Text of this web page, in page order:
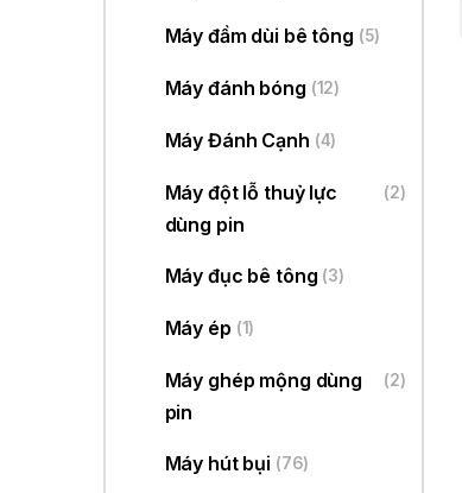
Máy đầm dùi bê tông (5)
Máy đánh bóng (12)
Máy Đánh Cạnh (4)
Máy đột lỗ thuỷ lực
dùng pin
(2)
Máy đục bê tông (3)
Máy ép (1)
Máy ghép mộng dùng
pin
(2)
Máy hút bụi (76)